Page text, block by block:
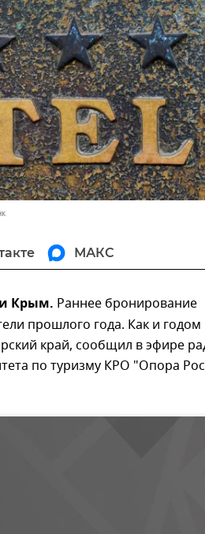
МАКС
Крым. Раннее бронирование
прошлого года. Как и годом
край, сообщил в эфире
по туризму КРО "Опора